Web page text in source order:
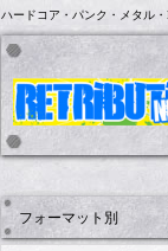
ハードコア・パンク・メタル
フォーマット別